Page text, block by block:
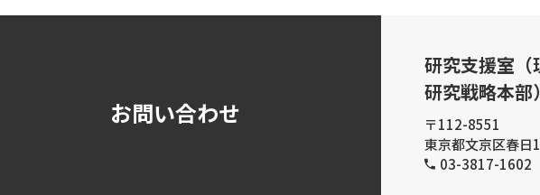
お問い合わせ
研究支援室（
研究戦略本部
〒112-8551
東京都文京区春日
03-3817-1602